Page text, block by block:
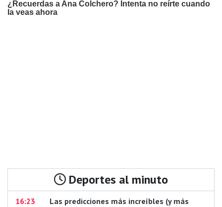
Deportes al minuto
16:23
Las predicciones más increíbles (y más